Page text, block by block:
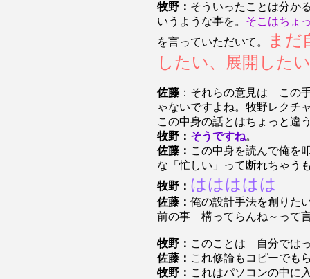
牧野： そういったことは分か
いうような事を。 そこはちょ
を言っていただいて。
ま
したい、展開した
佐藤 ：それらの意見は この
ゃないですよね。牧野レクチ
この中身の話とはちょっと違
牧野： そうですね。
佐藤： この中身を読んで俺を
な「忙しい」って断れちゃう
牧野： ははははは
佐藤： 俺の設計手法を創りた
前の事 構ってらんね～って
牧野： このことは 自分では
佐藤： これ修論もコピーでも
牧野： これはパソコンの中に